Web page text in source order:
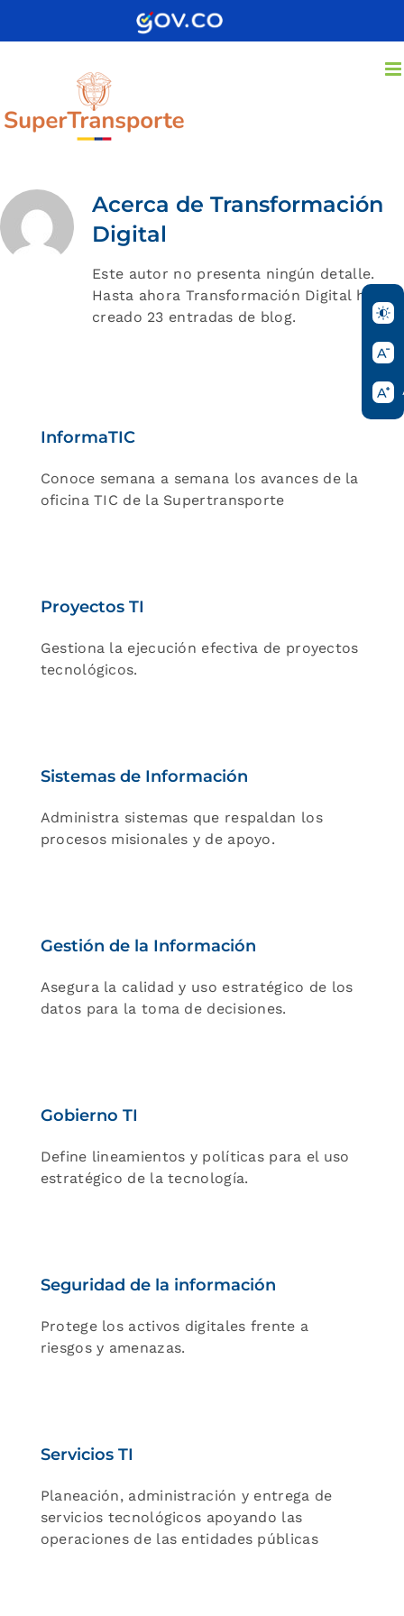
Acerca de Transformación
Digital
Este autor no presenta ningún detalle.
Hasta ahora Transformación Digital ha
creado 23 entradas de blog.
InformaTIC
Conoce semana a semana los avances de la
oficina TIC de la Supertransporte
Proyectos TI
Gestiona la ejecución efectiva de proyectos
tecnológicos.
Sistemas de Información
Administra sistemas que respaldan los
procesos misionales y de apoyo.
Gestión de la Información
Asegura la calidad y uso estratégico de los
datos para la toma de decisiones.
Gobierno TI
Define lineamientos y políticas para el uso
estratégico de la tecnología.
Seguridad de la información
Protege los activos digitales frente a
riesgos y amenazas.
Servicios TI
Planeación, administración y entrega de
servicios tecnológicos apoyando las
operaciones de las entidades públicas